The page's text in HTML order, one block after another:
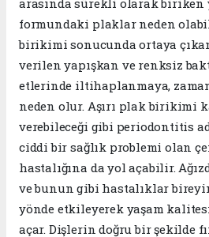
arasında sürekli olarak biriken
formundaki plaklar neden
birikimi sonucunda ortaya
verilen yapışkan ve renksiz
etlerinde iltihaplanmaya,
neden olur. Aşırı plak birikimi
verebileceği gibi periodontitis
ciddi bir sağlık problemi olan
hastalığına da yol açabilir.
ve bunun gibi hastalıklar
yönde etkileyerek yaşam
açar. Dişlerin doğru bir şekilde